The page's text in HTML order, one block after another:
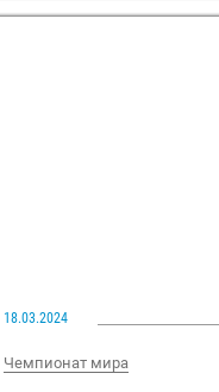
18.03.2024
Чемпионат мира